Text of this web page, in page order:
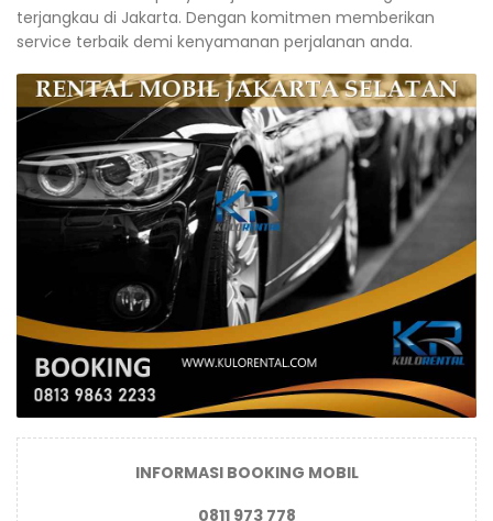
terjangkau di Jakarta. Dengan komitmen memberikan
service terbaik demi kenyamanan perjalanan anda.
INFORMASI BOOKING MOBIL
0811 973 778